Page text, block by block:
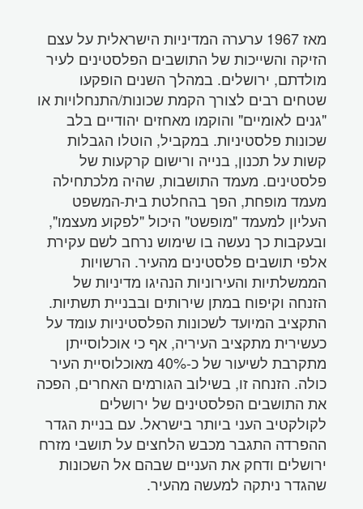
מאז 1967 ערערה המדיניות הישראלית על עצם
הזיקה והשייכות של התושבים הפלסטינים לעיר
מולדתם, ירושלים. במהלך השנים הופקעו
שטחים רבים לצורך הקמת שכונות/התנחלויות או
"גנים לאומיים" והוקמו מאחזים יהודיים בלב
שכונות פלסטיניות. במקביל, הוטלו הגבלות
קשות על תכנון, בנייה ורישום קרקעות של
פלסטינים. מעמד התושבות, שהיה מלכתחילה
מעמד מופחת, הפך בהחלטת בית-המשפט
העליון למעמד "מופשט" היכול "לפקוע מעצמו",
ובעקבות כך נעשה בו שימוש נרחב לשם עקירת
אלפי תושבים פלסטינים מהעיר. הרשויות
הממשלתיות והעירוניות הנהיגו מדיניות של
הזנחה וקיפוח במתן שירותים ובבניית תשתיות.
התקציב המיועד לשכונות הפלסטיניות עומד על
כעשירית מתקציב העיריה, אף כי אוכלוסייתן
מתקרבת לשיעור של כ-40% מאוכלוסיית העיר
כולה. הזנחה זו, בשילוב הגורמים האחרים, הפכה
את התושבים הפלסטינים של ירושלים
לקולקטיב העני ביותר בישראל. עם בניית הגדר
ההפרדה התגבר מכבש הלחצים על תושבי מזרח
ירושלים ודחק את העניים שבהם אל השכונות
שהגדר ניתקה למעשה מהעיר.